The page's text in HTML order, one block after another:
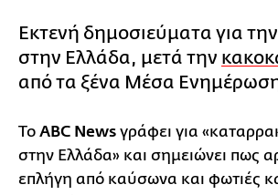
Εκτενή δημοσιεύματα για
στην Ελλάδα, μετά την
από τα ξένα Mέσα
Το ABC News γράφει για
στην Ελλάδα» και σημειώνει πως
επλήγη από καύσωνα και φωτιές